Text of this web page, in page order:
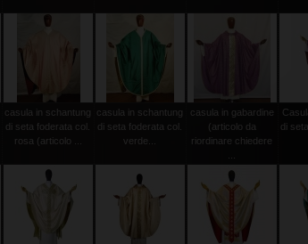
casula in schantung
di seta foderata col.
rosa (articolo ...
casula in schantung
di seta foderata col.
verde...
casula in gabardine
(articolo da
riordinare chiedere
di